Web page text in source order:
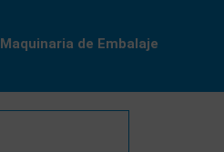
Maquinaria de Embalaje